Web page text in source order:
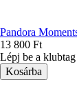
Pandora
13 800 Ft
Lépj be a